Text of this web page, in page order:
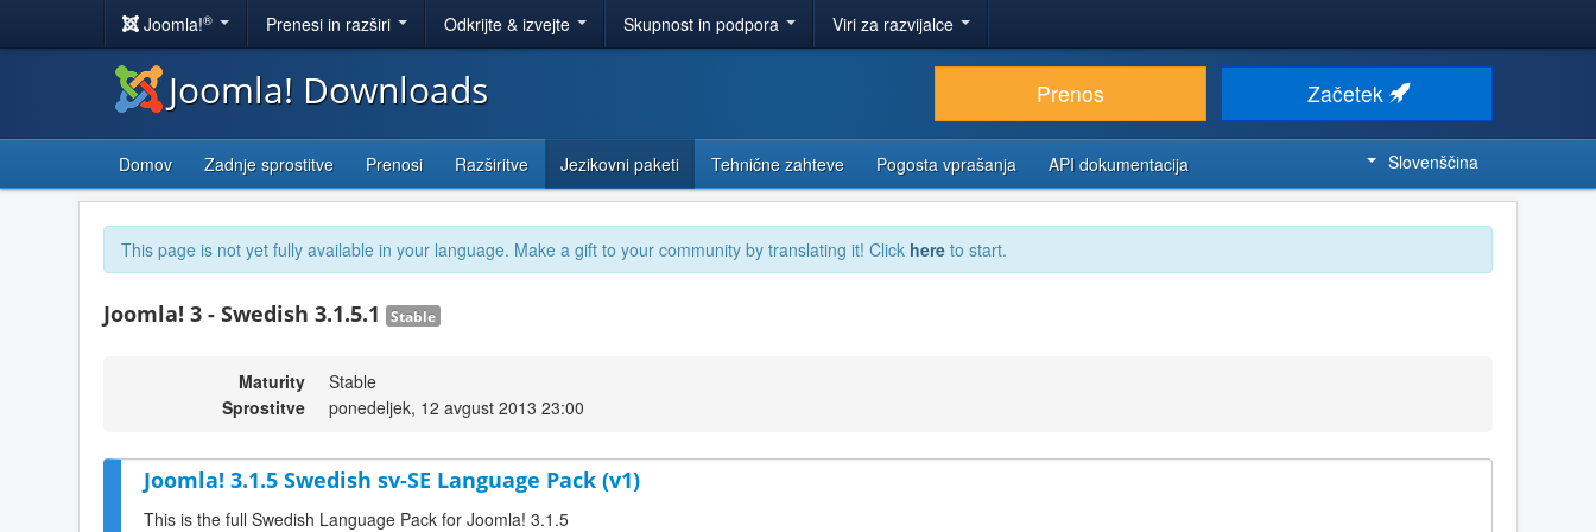
Joomla!® Prenesi in razširi Odkrijte & izvejte Skupnost in podpora Viri za razvijalce
Joomla! Downloads Prenos Začetek
Domov Zadnje sprostitve Prenosi Razširitve Jezikovni paketi Tehnične zahteve Pogosta vprašanja API dokumentacija Slovenščina
This page is not yet fully available in your language. Make a gift to your community by translating it! Click here to start.
Joomla! 3 - Swedish 3.1.5.1 Stable
Maturity
Stable
Sprostitve
ponedeljek, 12 avgust 2013 23:00
Joomla! 3.1.5 Swedish sv-SE Language Pack (v1)
This is the full Swedish Language Pack for Joomla! 3.1.5